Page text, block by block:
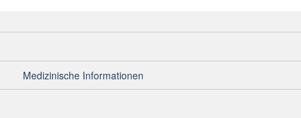
Medizinische Informationen